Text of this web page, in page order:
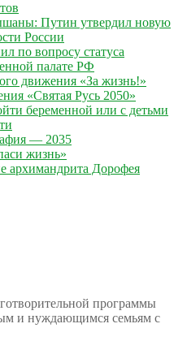
Путин утвердил новую
России
по вопросу статуса
палате РФ
движения «За жизнь!»
«Святая Русь 2050»
беременной или с детьми
— 2035
жизнь»
архимандрита Дорофея
программы
и нуждающимся семьям с